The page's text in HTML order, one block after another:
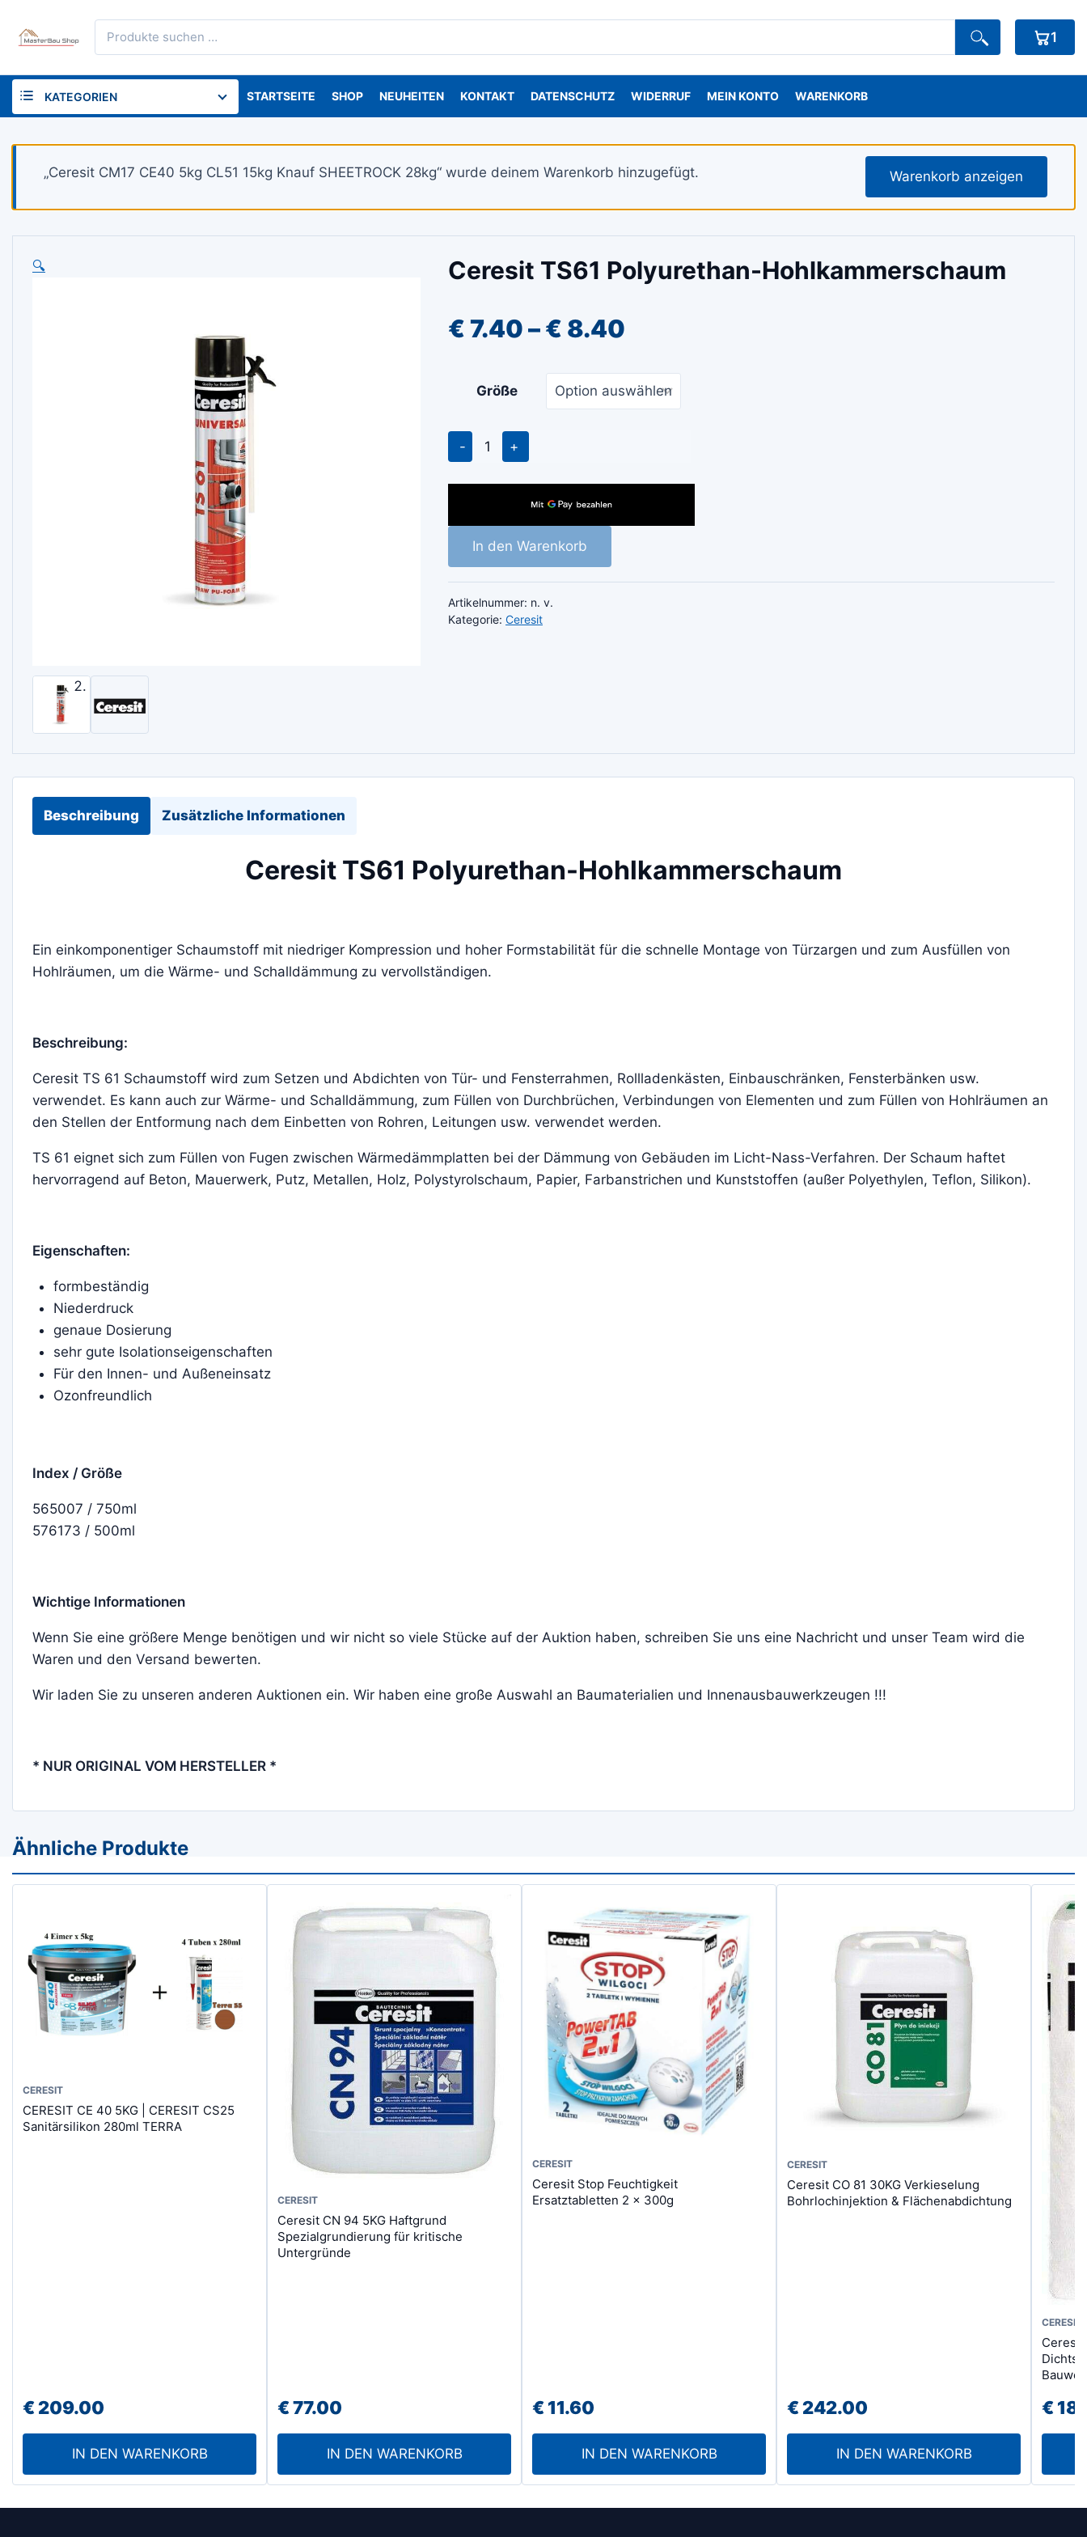
Suchen
nach:
1
KATEGORIEN STARTSEITE SHOP NEUHEITEN KONTAKT DATENSCHUTZ WIDERRUF MEIN KONTO WARENKORB
„Ceresit CM17 CE40 5kg CL51 15kg Knauf SHEETROCK 28kg“ wurde deinem Warenkorb hinzugefügt. Warenkorb anzeigen
🔍
Ceresit TS61 Polyurethan-Hohlkammerschaum
€ 7.40–€ 8.40
€ 7.40
bis
Größe
Ceresit
TS61
Polyurethan-
Hohlkammerschaum
Menge
In den Warenkorb
Artikelnummer: n. v.
Kategorie: Ceresit
Beschreibung Zusätzliche Informationen
Ceresit TS61 Polyurethan-Hohlkammerschaum
Ein einkomponentiger Schaumstoff mit niedriger Kompression und hoher Formstabilität für die schnelle Montage von Türzargen und zum Ausfüllen von
Hohlräumen, um die Wärme- und Schalldämmung zu vervollständigen.
Beschreibung:
Ceresit TS 61 Schaumstoff wird zum Setzen und Abdichten von Tür- und Fensterrahmen, Rollladenkästen, Einbauschränken, Fensterbänken usw.
verwendet. Es kann auch zur Wärme- und Schalldämmung, zum Füllen von Durchbrüchen, Verbindungen von Elementen und zum Füllen von Hohlräumen an
den Stellen der Entformung nach dem Einbetten von Rohren, Leitungen usw. verwendet werden.
TS 61 eignet sich zum Füllen von Fugen zwischen Wärmedämmplatten bei der Dämmung von Gebäuden im Licht-Nass-Verfahren. Der Schaum haftet
hervorragend auf Beton, Mauerwerk, Putz, Metallen, Holz, Polystyrolschaum, Papier, Farbanstrichen und Kunststoffen (außer Polyethylen, Teflon, Silikon).
Eigenschaften:
formbeständig
Niederdruck
genaue Dosierung
sehr gute Isolationseigenschaften
Für den Innen- und Außeneinsatz
Ozonfreundlich
Index / Größe
565007 / 750ml
576173 / 500ml
Wichtige Informationen
Wenn Sie eine größere Menge benötigen und wir nicht so viele Stücke auf der Auktion haben, schreiben Sie uns eine Nachricht und unser Team wird die
Waren und den Versand bewerten.
Wir laden Sie zu unseren anderen Auktionen ein. Wir haben eine große Auswahl an Baumaterialien und Innenausbauwerkzeugen !!!
* NUR ORIGINAL VOM HERSTELLER *
Ähnliche Produkte
CERESIT
CERESIT CE 40 5KG | CERESIT CS25
Sanitärsilikon 280ml TERRA
€209.00
IN DEN WARENKORB
CERESIT
Ceresit CN 94 5KG Haftgrund
Spezialgrundierung für kritische
Untergründe
€77.00
IN DEN WARENKORB
CERESIT
Ceresit Stop Feuchtigkeit
Ersatztabletten 2 x 300g
€11.60
IN DEN WARENKORB
CERESIT
Ceresit CO 81 30KG Verkieselung
Bohrlochinjektion & Flächenabdichtung
€242.00
IN DEN WARENKORB
CERESIT
Ceresit
€
Dieses
weist
auf.